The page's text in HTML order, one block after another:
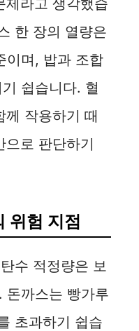
한 장의 열량은
며, 밥과 조합
쉽습니다. 혈
께 작용하기 때
으로 판단하기
위험 지점
수 적정량은 보
까스는 빵가루
초과하기 쉽습